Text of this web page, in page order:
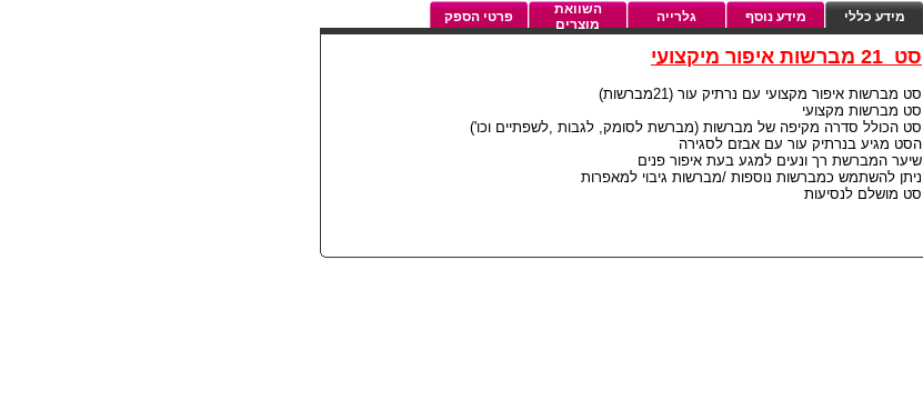
מידע כללי מידע נוסף גלרייה
השוואת
מוצרים
פרטי הספק
סט 21 מברשות איפור מיקצועי
סט מברשות איפור מקצועי עם נרתיק עור (21מברשות)
סט מברשות מקצועי
סט הכולל סדרה מקיפה של מברשות (מברשת לסומק, לגבות ,לשפתיים וכו')
הסט מגיע בנרתיק עור עם אבזם לסגירה
שיער המברשת רך ונעים למגע בעת איפור פנים
ניתן להשתמש כמברשות נוספות /מברשות גיבוי למאפרות
סט מושלם לנסיעות